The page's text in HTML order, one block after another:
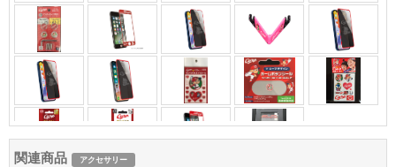
関連商品 アクセサリー